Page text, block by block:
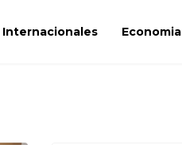
Internacionales Economia